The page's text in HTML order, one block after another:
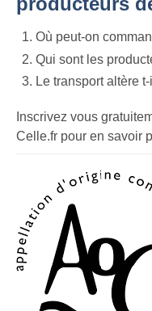
Où peut-on
Qui sont les
Le transport altère
Inscrivez vous
Celle.fr pour en savoir